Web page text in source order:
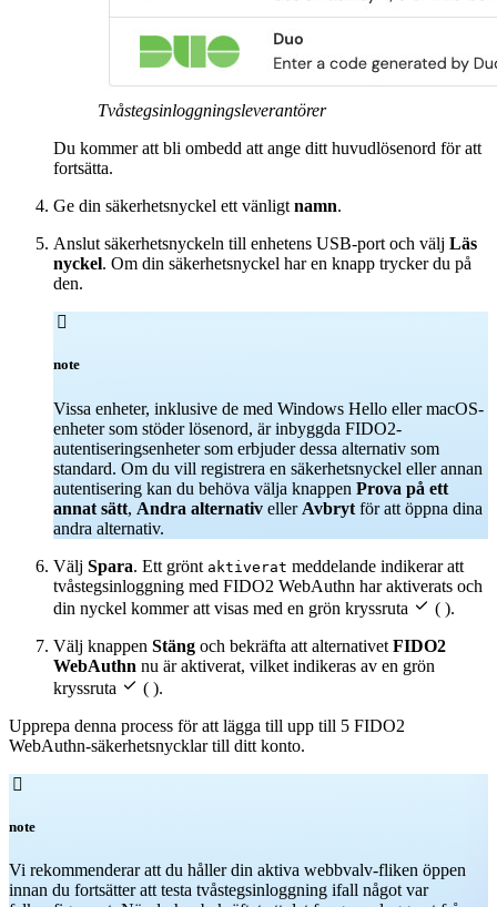
Tvåstegsinloggningsleverantörer
Du kommer att bli ombedd att ange ditt huvudlösenord för att
fortsätta.
Ge din säkerhetsnyckel ett vänligt namn.
Anslut säkerhetsnyckeln till enhetens USB-port och välj Läs
nyckel. Om din säkerhetsnyckel har en knapp trycker du på
den.

note
Vissa enheter, inklusive de med Windows Hello eller macOS-
enheter som stöder lösenord, är inbyggda FIDO2-
autentiseringsenheter som erbjuder dessa alternativ som
standard. Om du vill registrera en säkerhetsnyckel eller annan
autentisering kan du behöva välja knappen Prova på ett
annat sätt, Andra alternativ eller Avbryt för att öppna dina
andra alternativ.
Välj Spara. Ett grönt aktiverat meddelande indikerar att
tvåstegsinloggning med FIDO2 WebAuthn har aktiverats och
din nyckel kommer att visas med en grön kryssruta  ( ).
Välj knappen Stäng och bekräfta att alternativet FIDO2
WebAuthn nu är aktiverat, vilket indikeras av en grön
kryssruta  ( ).
Upprepa denna process för att lägga till upp till 5 FIDO2
WebAuthn-säkerhetsnycklar till ditt konto.

note
Vi rekommenderar att du håller din aktiva webbvalv-fliken öppen
innan du fortsätter att testa tvåstegsinloggning ifall något var